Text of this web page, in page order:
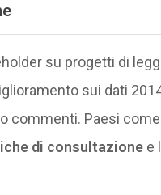
su progetti di
sui dati
commenti. Paesi come
di consultazionee